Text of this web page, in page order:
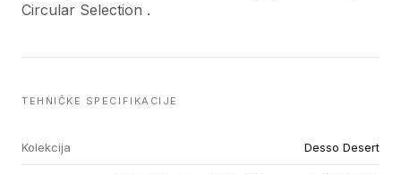
Circular Selection .
TEHNIČKE SPECIFIKACIJE
Kolekcija Desso Desert